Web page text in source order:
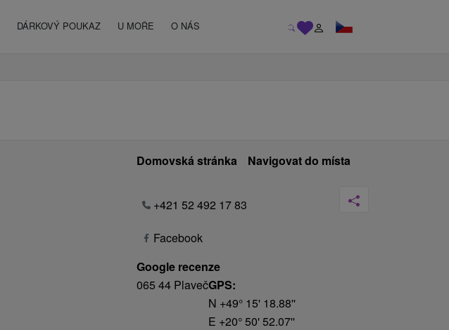
DÁRKOVÝ POUKAZ U MOŘE O NÁS
Domovská stránka Navigovat do místa
+421 52 492 17 83
Facebook
Google recenze
065 44 PlavečGPS:
N +49° 15' 18.88''
E +20° 50' 52.07''